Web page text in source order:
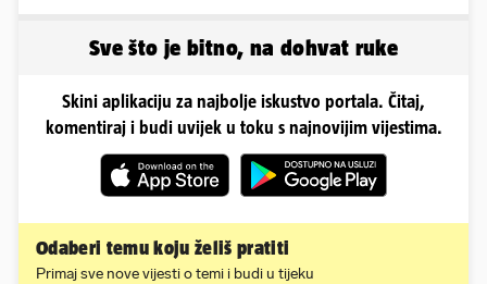
Sve što je bitno, na dohvat ruke
Skini aplikaciju za najbolje iskustvo portala. Čitaj,
komentiraj i budi uvijek u toku s najnovijim vijestima.
Odaberi temu koju želiš pratiti
Primaj sve nove vijesti o temi i budi u tijeku